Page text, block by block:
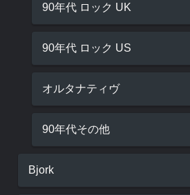
90年代 ロック UK
90年代 ロック US
オルタナティヴ
90年代その他
Bjork